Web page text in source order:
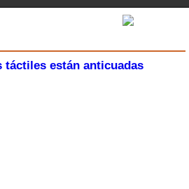
táctiles están anticuadas